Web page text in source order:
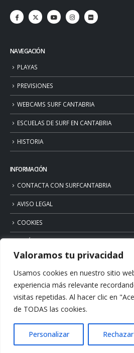
Valoramos tu privacidad
Usamos cookies en nuestro sitio
experiencia más relevante
visitas repetidas. Al hacer clic en
de TODAS las cookies.
Personalizar Rechazar
NAVEGACIÓN
PLAYAS
PREVISIONES
WEBCAMS SURF CANTABRIA
ESCUELAS DE SURF EN CANTABRIA
HISTORIA
INFORMACIÓN
CONTACTA CON SURFCANTABRIA
AVISO LEGAL
COOKIES
POLÍTICA DE PRIVACIDAD
© Copyright 2026. Surfcantabria.com. All Rights